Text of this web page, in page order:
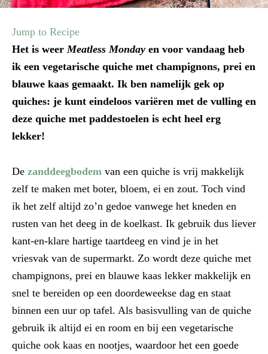
Jump to Recipe
Het is weerMeatless Monday en voor vandaag heb
ik een vegetarische quiche met champignons, prei en
blauwe kaas gemaakt. Ik ben namelijk gek op
quiches: je kunt eindeloos variëren met de vulling en
deze quiche met paddestoelen is echt heel erg
lekker!
De zanddeegbodem van een quiche is vrij makkelijk
zelf te maken met boter, bloem, ei en zout. Toch vind
ik het zelf altijd zo’n gedoe vanwege het kneden en
rusten van het deeg in de koelkast. Ik gebruik dus liever
kant-en-klare hartige taartdeeg en vind je in het
vriesvak van de supermarkt. Zo wordt deze quiche met
champignons, prei en blauwe kaas lekker makkelijk en
snel te bereiden op een doordeweekse dag en staat
binnen een uur op tafel. Als basisvulling van de quiche
gebruik ik altijd ei en room en bij een vegetarische
quiche ook kaas en nootjes, waardoor het een goede